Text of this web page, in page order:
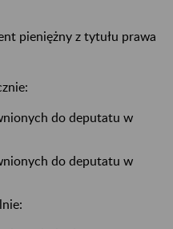
pieniężny z tytułu prawa
do deputatu w
do deputatu w